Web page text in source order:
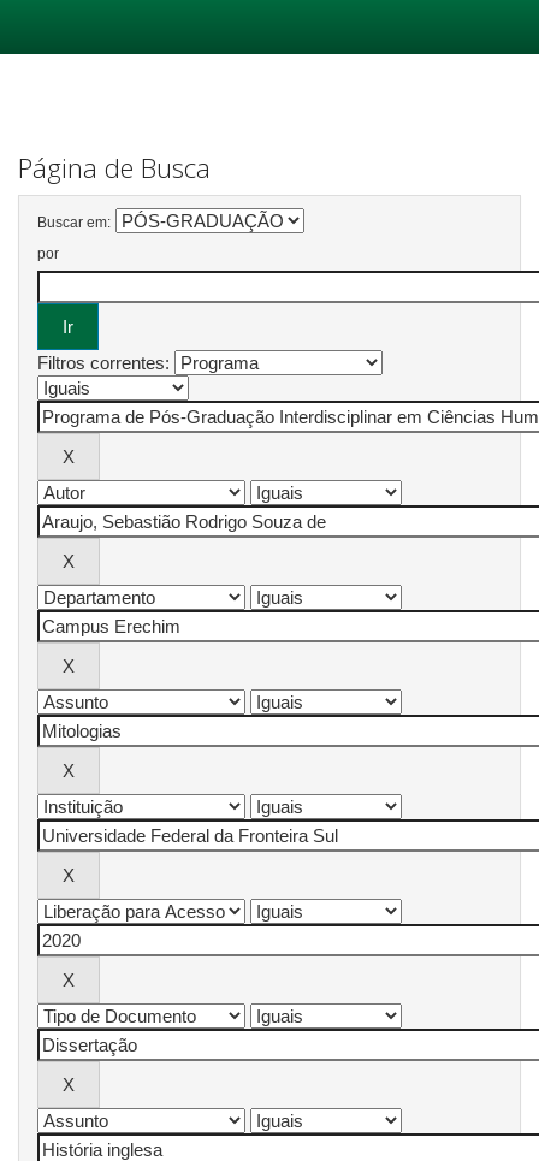
Página de Busca
Buscar em:
por
Filtros correntes: